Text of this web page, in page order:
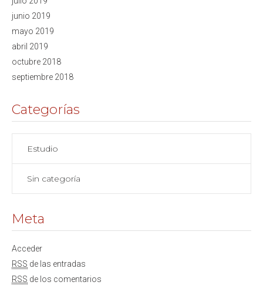
junio 2019
mayo 2019
abril 2019
octubre 2018
septiembre 2018
Categorías
Estudio
Sin categoría
Meta
Acceder
RSS de las entradas
RSS de los comentarios